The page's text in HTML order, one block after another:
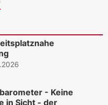
- Keine
in Sicht - der